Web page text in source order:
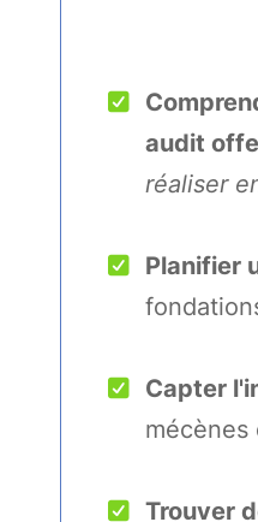
audit
réaliser
Planifier
Capter
mécènes
Trouver